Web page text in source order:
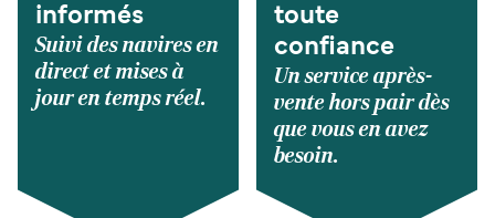
informés
Suivi des navires en
direct et mises à
jour en temps réel.
toute
confiance
Un service après-
vente hors pair dès
que vous en avez
besoin.